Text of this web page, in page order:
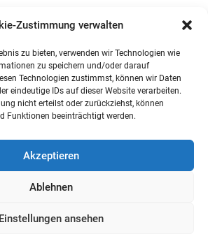
Zustimmung verwalten
zu bieten, verwenden wir Technologien wie
zu speichern und/oder darauf
Technologien zustimmst, können wir Daten
eindeutige IDs auf dieser Website verarbeiten.
nicht erteilst oder zurückziehst, können
Funktionen beeinträchtigt werden.
Akzeptieren
Ablehnen
Einstellungen ansehen